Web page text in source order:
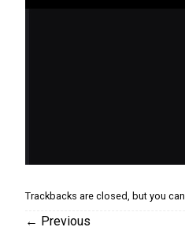
Trackbacks are closed, but you can
← Previous